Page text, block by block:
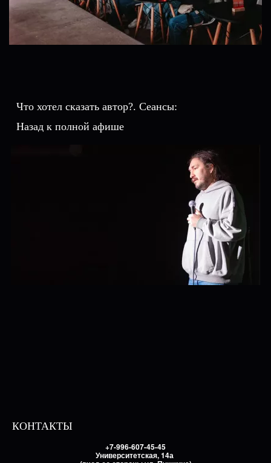
Что хотел сказать автор?. Сеансы:
Назад к полной афише
КОНТАКТЫ
+7-996-607-45-45
Университетская, 14а